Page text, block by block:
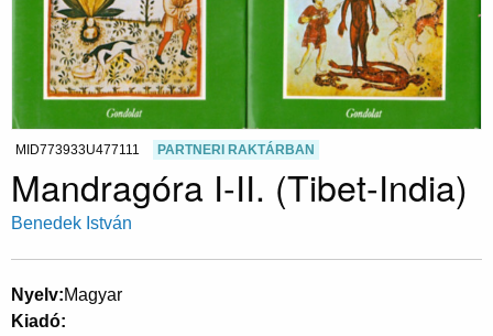
MID773933U477111 PARTNERI RAKTÁRBAN
Mandragóra I-II. (Tibet-India)
Benedek István
Nyelv Magyar
Kiadó